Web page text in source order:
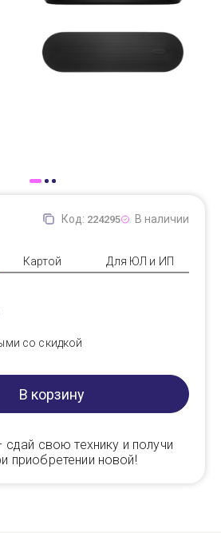
Код: 224295 В наличии
Картой Для ЮЛ и ИП
со скидкой
В корзину
сдай свою технику и получи
приобретении новой!